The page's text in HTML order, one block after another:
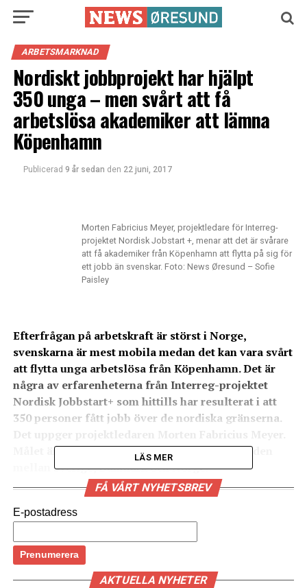
ARBETSMARKNAD
Nordiskt jobbprojekt har hjälpt
350 unga – men svårt att få
arbetslösa akademiker att lämna
Köpenhamn
Publicerad 9 år sedan den 22 juni, 2017
Morten Fabricius Meyer, projektledare för Interreg-
projektet Nordisk Jobstart +, menar att det är svårare
att få akademiker från Köpenhamn att flytta på sig för
ett jobb än svenskar. Foto: News Øresund – Sofie
Paisley
Efterfrågan på arbetskraft är störst i Norge,
svenskarna är mest mobila medan det kan vara svårt
att flytta unga arbetslösa från Köpenhamn. Det är
några av erfarenheterna frånInterreg-projektet
Nordisk Jobbstart+ som hittills har resulterat i att
350 personer fått jobb över de nordiska gränserna.
Målet är att öka rörligheten på arbetsmarknaden
mellan Sverige, Danmark och Norge.
Det finns stora skillnader i struktur såväl som i kultur på
arbetsmarknaden i de nordiska länderna påpekar
projektet Nordisk Jobstart + som har haft 800 deltagare
under projektets 1,5-åriga levnadstid. I Danmark är
arbetslösheten bland nyutbildade akademiker mycket
LÄS MER
FÅ VÅRT NYHETSBREV
E-postadress
AKTUELLA NYHETER